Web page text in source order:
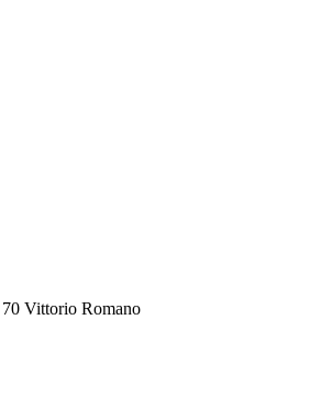
Vittorio Romano